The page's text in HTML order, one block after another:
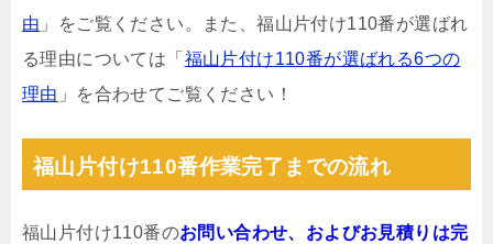
由 」をご覧ください。また、福山片付け110番が選ばれ
る理由については「 福山片付け110番が選ばれる6つの
理由 」を合わせてご覧ください！
福山片付け110番作業完了までの流れ
福山片付け110番のお問い合わせ、およびお見積りは完